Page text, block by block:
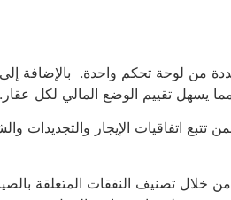
من لوحة تحكم واحدة. بالإضافة إلى
مما يسهل تقييم الوضع المالي لكل عقار.
تتبع اتفاقيات الإيجار والتجديدات
خلال تصنيف النفقات المتعلقة